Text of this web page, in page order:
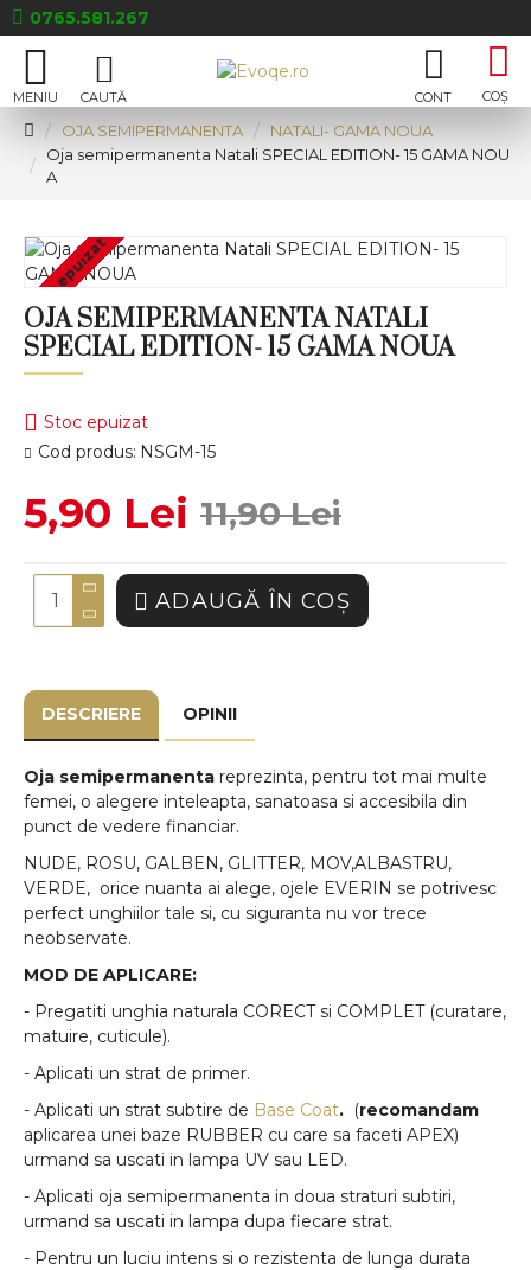
0765.581.267
OJA SEMIPERMANENTA
NATALI- GAMA NOUA
Oja semipermanenta Natali SPECIAL EDITION- 15 GAMA NOU
A
Stoc epuizat
OJA SEMIPERMANENTA NATALI
SPECIAL EDITION- 15 GAMA NOUA
Stoc epuizat
Cod produs: NSGM-15
5,90 Lei 11,90 Lei
ADAUGĂ ÎN COŞ
DESCRIERE OPINII
Oja semipermanenta reprezinta, pentru tot mai multe
femei, o alegere inteleapta, sanatoasa si accesibila din
punct de vedere financiar.
NUDE, ROSU, GALBEN, GLITTER, MOV,ALBASTRU,
VERDE, orice nuanta ai alege, ojele EVERIN se potrivesc
perfect unghiilor tale si, cu siguranta nu vor trece
neobservate.
MOD DE APLICARE:
- Pregatiti unghia naturala CORECT si COMPLET (curatare,
matuire, cuticule).
- Aplicati un strat de primer.
- Aplicati un strat subtire de Base Coat. (recomandam
aplicarea unei baze RUBBER cu care sa faceti APEX)
urmand sa uscati in lampa UV sau LED.
- Aplicati oja semipermanenta in doua straturi subtiri,
urmand sa uscati in lampa dupa fiecare strat.
- Pentru un luciu intens si o rezistenta de lunga durata